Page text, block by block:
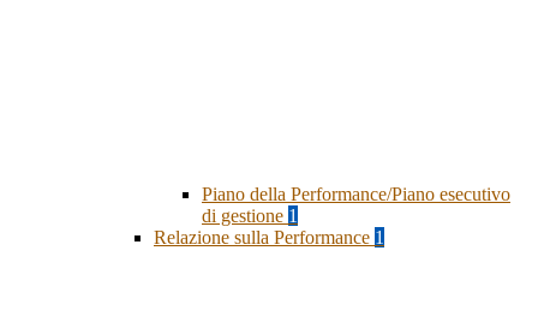
Piano della Performance/Piano esecutivo
di gestione 1
Relazione sulla Performance 1